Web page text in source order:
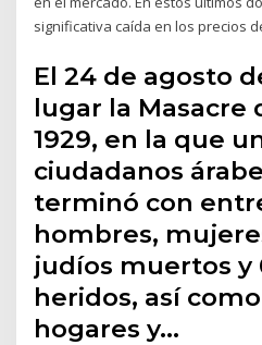
significativa caída en los precios
El 24 de agosto
lugar la Masacre
1929, en la que
ciudadanos
terminó con
hombres,
judíos muertos y
heridos, así
hogares y…